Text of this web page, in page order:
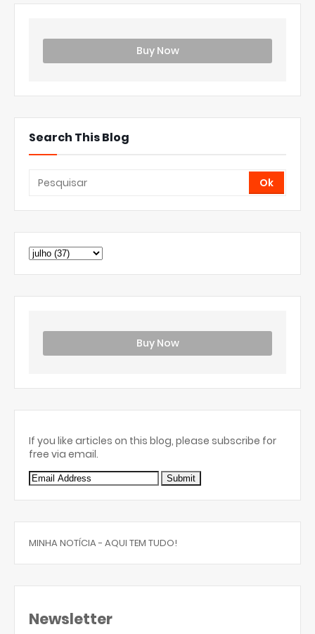
Buy Now
Search This Blog
Buy Now
If you like articles on this blog, please subscribe for
free via email.
MINHA NOTÍCIA - AQUI TEM TUDO!
Newsletter